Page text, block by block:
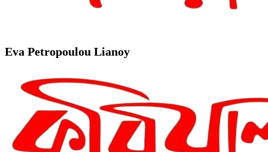
Eva Petropoulou Lianoy